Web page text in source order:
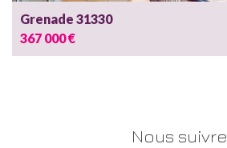
Grenade 31330
367 000 €
Nous suivre